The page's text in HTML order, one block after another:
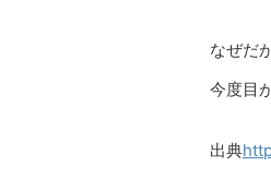
なぜだ
今度目
出典